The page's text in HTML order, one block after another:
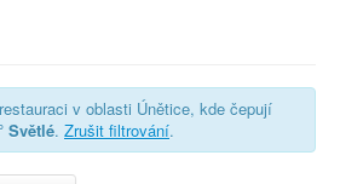
v oblasti Únětice, kde čepují
Světlé. Zrušit filtrování.